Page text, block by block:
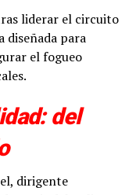
liderar el circuito
diseñada para
el fogueo
del
dirigente